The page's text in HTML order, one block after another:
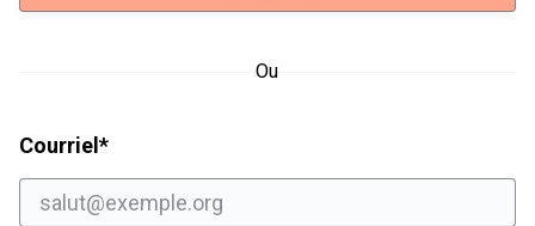
Ou
Courriel *Champ obligatoire